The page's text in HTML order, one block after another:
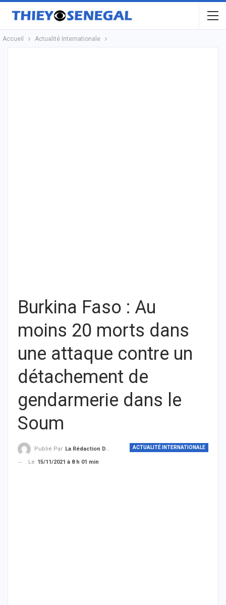
Accueil Actualité Internationale
Burkina Faso : Au
moins 20 morts dans
une attaque contre un
détachement de
gendarmerie dans le
Soum
ACTUALITÉ INTERNATIONALE
Publié Par La Rédaction De THIEYSENEGAL.com
Le 15/11/2021 à 8 h 01 min